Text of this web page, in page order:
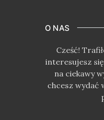
O NAS
Cześć!
interesujesz
na ciekawy
chcesz wydać